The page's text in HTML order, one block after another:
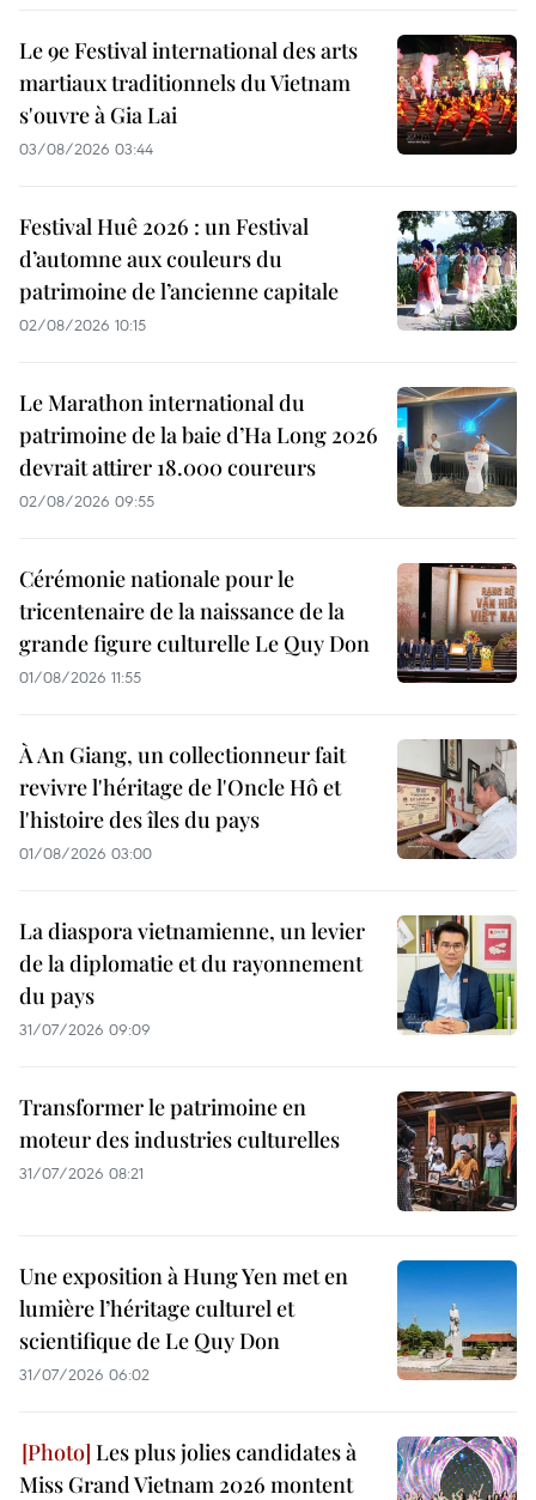
Le 9e Festival international des arts
martiaux traditionnels du Vietnam
s'ouvre à Gia Lai
03/08/2026 03:44
Festival Huê 2026 : un Festival
d’automne aux couleurs du
patrimoine de l’ancienne capitale
02/08/2026 10:15
Le Marathon international du
patrimoine de la baie d’Ha Long 2026
devrait attirer 18.000 coureurs
02/08/2026 09:55
Cérémonie nationale pour le
tricentenaire de la naissance de la
grande figure culturelle Le Quy Don
01/08/2026 11:55
À An Giang, un collectionneur fait
revivre l'héritage de l'Oncle Hô et
l'histoire des îles du pays
01/08/2026 03:00
La diaspora vietnamienne, un levier
de la diplomatie et du rayonnement
du pays
31/07/2026 09:09
Transformer le patrimoine en
moteur des industries culturelles
31/07/2026 08:21
Une exposition à Hung Yen met en
lumière l’héritage culturel et
scientifique de Le Quy Don
31/07/2026 06:02
Les plus jolies candidates à
Miss Grand Vietnam 2026 montent